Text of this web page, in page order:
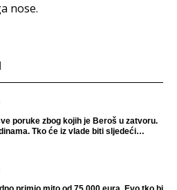
nose.
poruke zbog kojih je Beroš u zatvoru.
Tko će iz vlade biti sljedeći